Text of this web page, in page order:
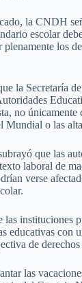
la CNDH
escolar
los
la Secretaría
no únicamente
Mundial o las
que las
laboral de
verse
instituciones
educativas con
de
las